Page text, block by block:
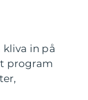
kliva in på
program